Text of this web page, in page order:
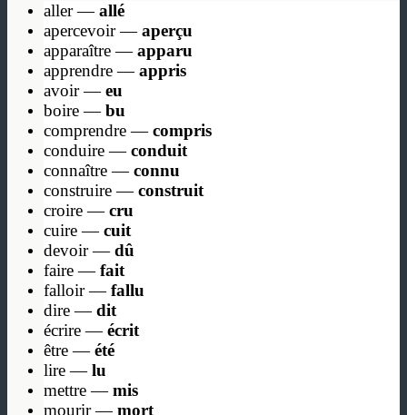
aller —allé
apercevoir —aperçu
apparaître —apparu
apprendre —appris
avoir —eu
boire —bu
comprendre —compris
conduire —conduit
connaître —connu
construire —construit
croire —cru
cuire —cuit
devoir —dû
faire —fait
falloir —fallu
dire —dit
écrire —écrit
être —été
lire —lu
mettre —mis
mourir —mort